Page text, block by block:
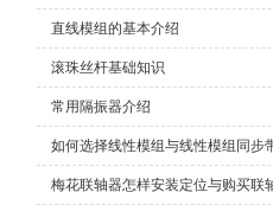
直线模组的基本介绍
滚珠丝杆基础知识
常用隔振器介绍
如何选择线性模组与线性模组同步
梅花联轴器怎样安装定位与购买联